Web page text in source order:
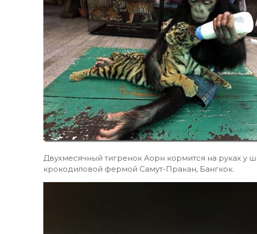
Двухмесячный тигренок Аорн кормится на руках у
крокодиловой фермой Самут-Пракан, Бангкок.